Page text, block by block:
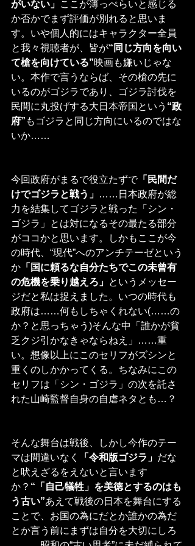
がいない」 ここが薄っぺらいと感じる
か否かでまず評価が別れると思いま
す。いや個人的にはキャラクター全員
と我々視聴者が、皆が“同じ方向を向い
て槍を向けている”映画も嫌いじゃな
い。本作で言うならば、その槍の先に
いるのがゴジラであり、ゴジラ討伐を
民間に丸投げする大日本帝国という “政
府” もゴジラと同じ方向にいるのではな
いか……
今回政府がまるで役立たずで「民間だ
けでゴジラと戦う」 ……日本政府が総
力を結集してゴジラと戦った「シン・
ゴジラ」とは対になるその最たる部分
がココかと思います。しかもここが今
の時代、“現代”へのアンチテーゼという
か 「国に頼るな自分たちでこの未曾有
の危機を乗り越えろ」 というメッセー
ジだと私は捉えました。いつの時代も
政府は……何もしちゃくれない(……の
か？と思っちゃう)そんな中「誰かが貧
乏クジ引かなきゃならねえ」……重
い。想像以上にこのセリフがズシンと
重くのしかかってくる。ちなみにこの
セリフは「シン・ゴジラ」の次を託さ
れた山崎監督自身の自虐ネタとも…？
そんな舞台は戦後、しかし今作のテー
マは間違いなく
「令和版ゴジラ」 だな
と吠えざるをえないと言います
か？ “「自己犠牲」を美徳とするのはも
う古い”あえて戦後の日本を舞台にする
ことで、お国の為にだとか誰かの為だ
とか言う前にまずは自分を大切にしろ